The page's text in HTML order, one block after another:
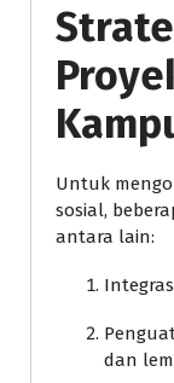
Untuk
sosial,
antara lain:
dan